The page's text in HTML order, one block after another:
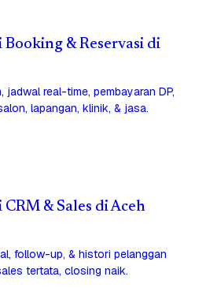
Booking & Reservasi di
real-time, pembayaran DP,
lapangan, klinik, & jasa.
& Sales di Aceh
follow-up, & histori pelanggan
tertata, closing naik.